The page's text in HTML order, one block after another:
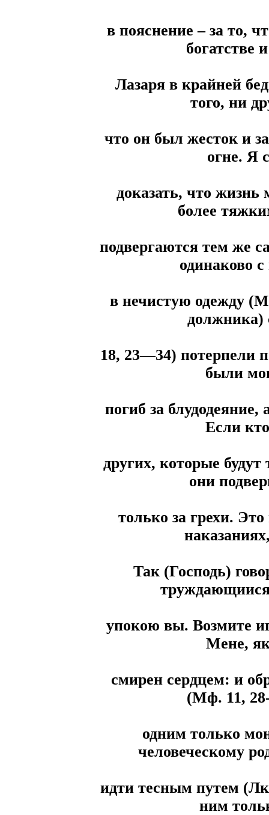
в пояснение – за то,
богатстве
Лазаря в крайней
того, ни
что он был жесток и
огне. Я
доказать, что жизнь
более
подвергаются тем же
одинаково
в нечистую одежду
должника)
18, 23—34) потерпели
были
погиб за блудодеяние,
Если
других, которые будут
они
только за грехи.
Так (Господь)
упокою вы. Возмите
Мене,
смирен сердцем: и
(Мф. 11, 28-
одним только
человеческому
идти тесным путем
ним